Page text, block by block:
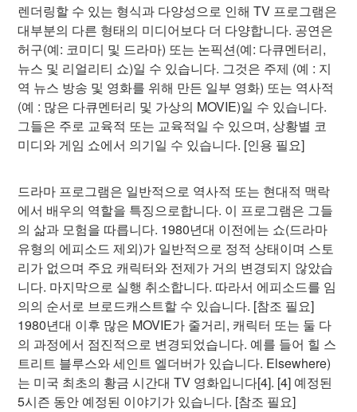
렌더링할 수 있는 형식과 다양성으로 인해 TV 프로그램은
대부분의 다른 형태의 미디어보다 더 다양합니다. 공연은
허구(예: 코미디 및 드라마) 또는 논픽션(예: 다큐멘터리,
뉴스 및 리얼리티 쇼)일 수 있습니다. 그것은 주제 (예 : 지
역 뉴스 방송 및 영화를 위해 만든 일부 영화) 또는 역사적
(예 : 많은 다큐멘터리 및 가상의 MOVIE)일 수 있습니다.
그들은 주로 교육적 또는 교육적일 수 있으며, 상황별 코
미디와 게임 쇼에서 의기일 수 있습니다. [인용 필요]
드라마 프로그램은 일반적으로 역사적 또는 현대적 맥락
에서 배우의 역할을 특징으로합니다. 이 프로그램은 그들
의 삶과 모험을 따릅니다. 1980년대 이전에는 쇼(드라마
유형의 에피소드 제외)가 일반적으로 정적 상태이며 스토
리가 없으며 주요 캐릭터와 전제가 거의 변경되지 않았습
니다. 마지막으로 실행 취소합니다. 따라서 에피소드를 임
의의 순서로 브로드캐스트할 수 있습니다. [참조 필요]
1980년대 이후 많은 MOVIE가 줄거리, 캐릭터 또는 둘 다
의 과정에서 점진적으로 변경되었습니다. 예를 들어 힐 스
트리트 블루스와 세인트 엘더버가 있습니다. Elsewhere)
는 미국 최초의 황금 시간대 TV 영화입니다[4]. [4] 예정된
5시즌 동안 예정된 이야기가 있습니다. [참조 필요]